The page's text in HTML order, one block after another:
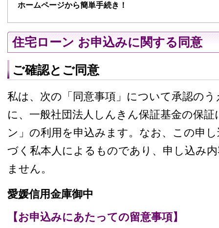
ホームページから簡単手続き！
住宅ローン お申込みに関する同意
ご確認とご同意
私は、次の「同意事項」について承認の
に、一般社団法人しんきん保証基金の保
ン」の利用を申込みます。なお、この申
づく私本人によるものであり、申し込み
ません。
愛媛信用金庫御中
【お申込みにあたっての留意事項】